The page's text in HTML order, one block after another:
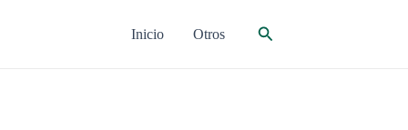
Inicio Otros Buscar